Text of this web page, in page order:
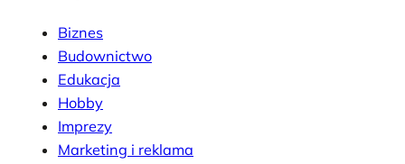
Biznes
Budownictwo
Edukacja
Hobby
Imprezy
Marketing i reklama